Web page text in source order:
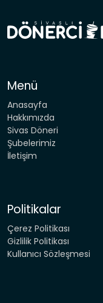
Menü
Anasayfa
Hakkımızda
Sivas Döneri
Şubelerimiz
İletişim
Politikalar
Çerez Politikası
Gizlilik Politikası
Kullanıcı Sözleşmesi